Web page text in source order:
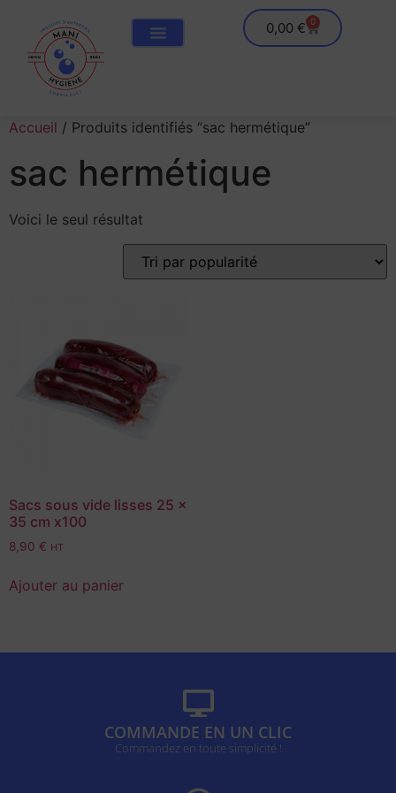
0,00 € 0
Accueil / Produits identifiés “sac hermétique”
sac hermétique
Voici le seul résultat
Sacs sous vide lisses 25 x
35 cm x100
8,90 € HT
Ajouter au panier
COMMANDE EN UN CLIC
Commandez en toute simplicité !